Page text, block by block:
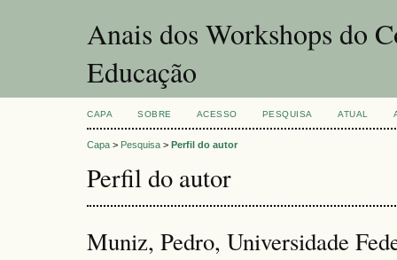
Anais dos Workshops do
Educação
CAPA SOBRE ACESSO PESQUISA ATUAL
Capa > Pesquisa > Perfil do autor
Perfil do autor
Muniz, Pedro, Universidade